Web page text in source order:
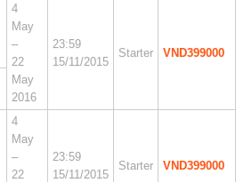
4
May
–
22
May
2016
23:59
15/11/2015
Starter VND399000
4
May
–
22
23:59
15/11/2015
Starter VND399000